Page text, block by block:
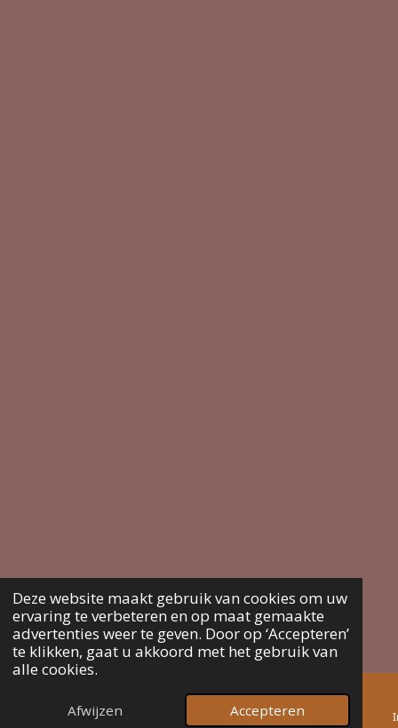
Deze website maakt gebruik van cookies om uw
ervaring te verbeteren en op maat gemaakte
advertenties weer te geven. Door op ‘Accepteren’
te klikken, gaat u akkoord met het gebruik van
alle cookies.
Afwijzen Accepteren
E-mailadres Telefoonnummer Kaart